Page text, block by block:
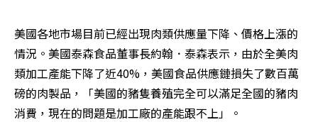
美國各地市場目前已經出現肉類供應量下降、價格上漲的
情況。美國泰森食品董事長約翰．泰森表示，由於全美肉
類加工產能下降了近40%，美國食品供應鏈損失了數百萬
磅的肉製品，「美國的豬隻養殖完全可以滿足全國的豬肉
消費，現在的問題是加工廠的產能跟不上」。